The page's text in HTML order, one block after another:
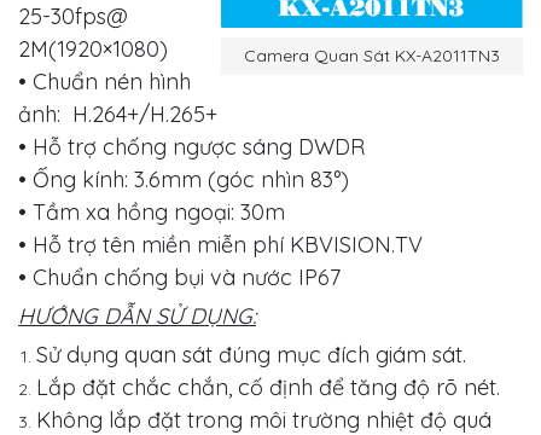
Camera Quan Sát KX-A2011TN3
25-30fps@
2M(1920×1080)
• Chuẩn nén hình
ảnh: H.264+/H.265+
• Hỗ trợ chống ngược sáng DWDR
• Ống kính: 3.6mm (góc nhìn 83°)
• Tầm xa hồng ngoại: 30m
• Hỗ trợ tên miền miễn phí KBVISION.TV
• Chuẩn chống bụi và nước IP67
HƯỚNG DẪN SỬ DỤNG:
Sử dụng quan sát đúng mục đích giám sát.
Lắp đặt chắc chắn, cố định để tăng độ rõ nét.
Không lắp đặt trong môi trường nhiệt độ quá